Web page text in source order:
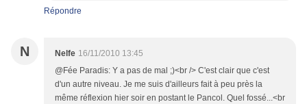
Répondre
N Nelfe 16/11/2010 13:45
@Fée Paradis: Y a pas de mal ;)<br /> C'est clair que c'est
d'un autre niveau. Je me suis d'ailleurs fait à peu près la
même réflexion hier soir en postant le Pancol. Quel fossé...<br